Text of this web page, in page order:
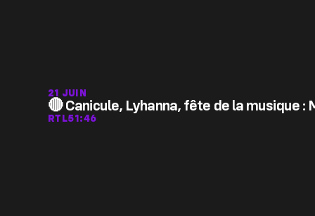
21 JUIN
🔴 Canicule, Lyhanna, fête de la musique :
RTL51:46